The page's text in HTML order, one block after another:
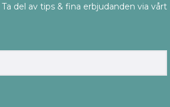
Ta del av tips & fina erbjudanden via vårt